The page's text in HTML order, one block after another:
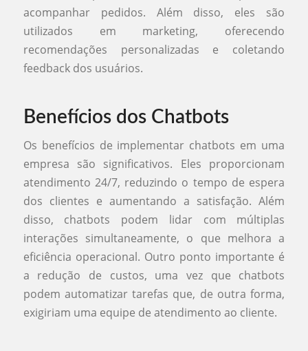
acompanhar pedidos. Além disso, eles são
utilizados em marketing, oferecendo
recomendações personalizadas e coletando
feedback dos usuários.
Benefícios dos Chatbots
Os benefícios de implementar chatbots em uma
empresa são significativos. Eles proporcionam
atendimento 24/7, reduzindo o tempo de espera
dos clientes e aumentando a satisfação. Além
disso, chatbots podem lidar com múltiplas
interações simultaneamente, o que melhora a
eficiência operacional. Outro ponto importante é
a redução de custos, uma vez que chatbots
podem automatizar tarefas que, de outra forma,
exigiriam uma equipe de atendimento ao cliente.